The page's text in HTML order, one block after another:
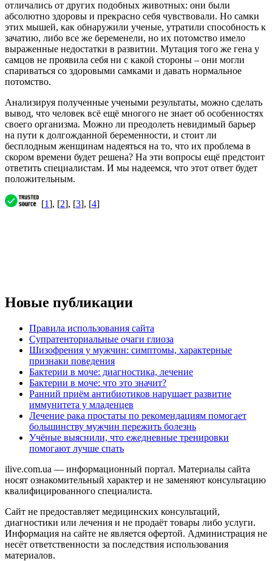
отличались от других подобных животных: они были
абсолютно здоровы и прекрасно себя чувствовали. Но самки
этих мышей, как обнаружили ученые, утратили способность к
зачатию, либо все же беременели, но их потомство имело
выраженные недостатки в развитии. Мутация того же гена у
самцов не проявила себя ни с какой стороны – они могли
спариваться со здоровыми самками и давать нормальное
потомство.
Анализируя полученные учеными результаты, можно сделать
вывод, что человек всё ещё многого не знает об особенностях
своего организма. Можно ли преодолеть невидимый барьер
на пути к долгожданной беременности, и стоит ли
бесплодным женщинам надеяться на то, что их проблема в
скором времени будет решена? На эти вопросы ещё предстоит
ответить специалистам. И мы надеемся, что этот ответ будет
положительным.
[1], [2], [3], [4]
Новые публикации
Правила использования сайта
Супратенториальные очаги глиоза
Шизофрения у мужчин: симптомы, характерные
признаки поведения
Бактерии в моче: диагностика, лечение
Бактерии в моче: что это значит?
Ранний приём антибиотиков нарушает развитие
иммунитета у младенцев
Лечение рака простаты по рекомендациям помогает
большинству мужчин пережить болезнь
Учёные выяснили, что ежедневные тренировки
помогают лучше спать
ilive.com.ua — информационный портал. Материалы сайта
носят ознакомительный характер и не заменяют консультацию
квалифицированного специалиста.
Сайт не предоставляет медицинских консультаций,
диагностики или лечения и не продаёт товары либо услуги.
Информация на сайте не является офертой. Администрация не
несёт ответственности за последствия использования
материалов.